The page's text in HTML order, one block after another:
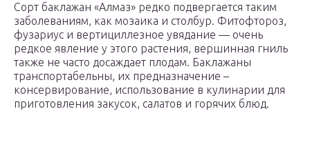
Сорт баклажан «Алмаз» редко подвергается таким
заболеваниям, как мозаика и столбур. Фитофтороз,
фузариус и вертициллезное увядание — очень
редкое явление у этого растения, вершинная гниль
также не часто досаждает плодам. Баклажаны
транспортабельны, их предназначение –
консервирование, использование в кулинарии для
приготовления закусок, салатов и горячих блюд.